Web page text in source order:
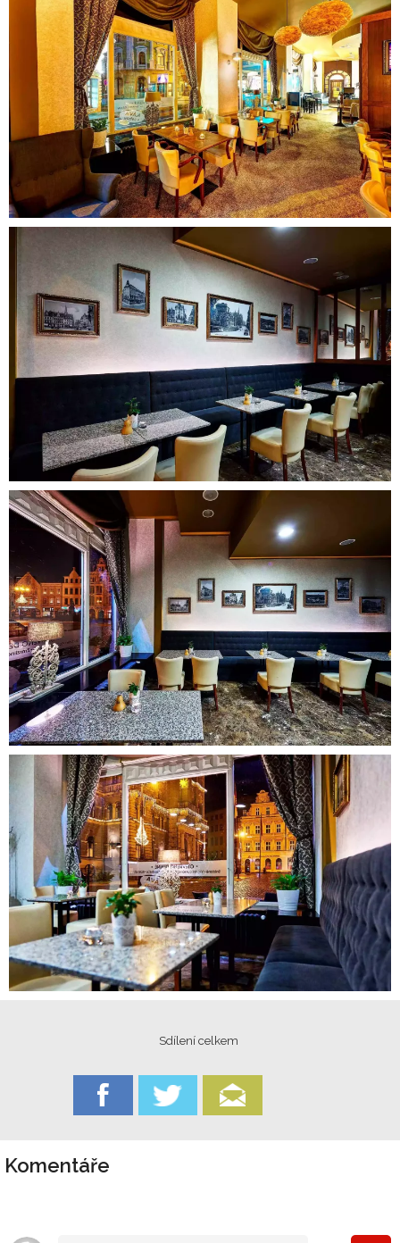
Sdílení celkem
Komentáře